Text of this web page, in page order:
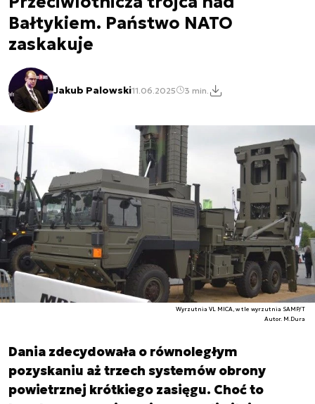
Bałtykiem. Państwo NATO
zaskakuje
Jakub Palowski11.06.2025 3 min.
Wyrzutnia VL MICA, w tle wyrzutnia SAMP/T
Autor. M.Dura
Dania zdecydowała o równoległym
pozyskaniu aż trzech systemów obrony
powietrznej krótkiego zasięgu. Choć to